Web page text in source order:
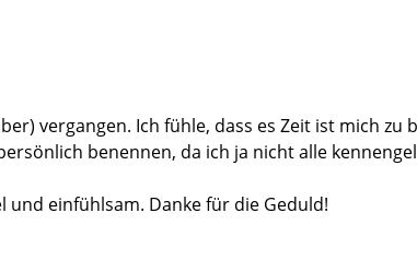
vergangen. Ich fühle, dass es Zeit ist mich zu
benennen, da ich ja nicht alle
einfühlsam. Danke für die Geduld!